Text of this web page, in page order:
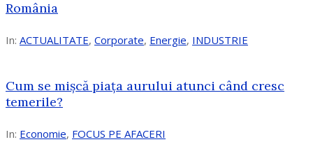
România
In: ACTUALITATE, Corporate, Energie, INDUSTRIE
Cum se mișcă piața aurului atunci când cresc
temerile?
In: Economie, FOCUS PE AFACERI